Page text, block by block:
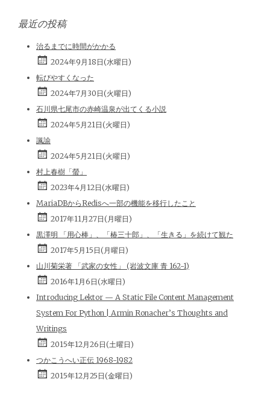
最近の投稿
治るまでに時間がかかる
2024年9月18日(水曜日)
転びやすくなった
2024年7月30日(火曜日)
石川県七尾市の赤崎温泉が出てくる小説
2024年5月21日(火曜日)
諷諭
2024年5月21日(火曜日)
村上春樹「螢」
2023年4月12日(水曜日)
MariaDBからRedisへ一部の機能を移行したこと
2017年11月27日(月曜日)
黒澤明 「用心棒」、「椿三十郎」、「生きる」を続けて観た
2017年5月15日(月曜日)
山川菊栄著 「武家の女性」 (岩波文庫 青 162-1)
2016年1月6日(水曜日)
Introducing Lektor — A Static File Content Management
System For Python | Armin Ronacher’s Thoughts and
Writings
2015年12月26日(土曜日)
つかこうへい正伝 1968-1982
2015年12月25日(金曜日)